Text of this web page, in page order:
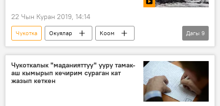
22 Чын Куран 2019, 14:14
Чукотка Окуялар
Коом
Жаңылыктар
Видео
Мультимедиа
Дүйнөдө
Камчатка
аюу
куткаруу
тик учак
Дагы 9
Чукоткалык "маданияттуу" ууру тамак-
аш кымырып кечирим сураган кат
жазып кеткен